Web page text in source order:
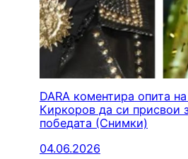
DARA коментира опита
Киркоров да си присвои
победата (Снимки)
04.06.2026